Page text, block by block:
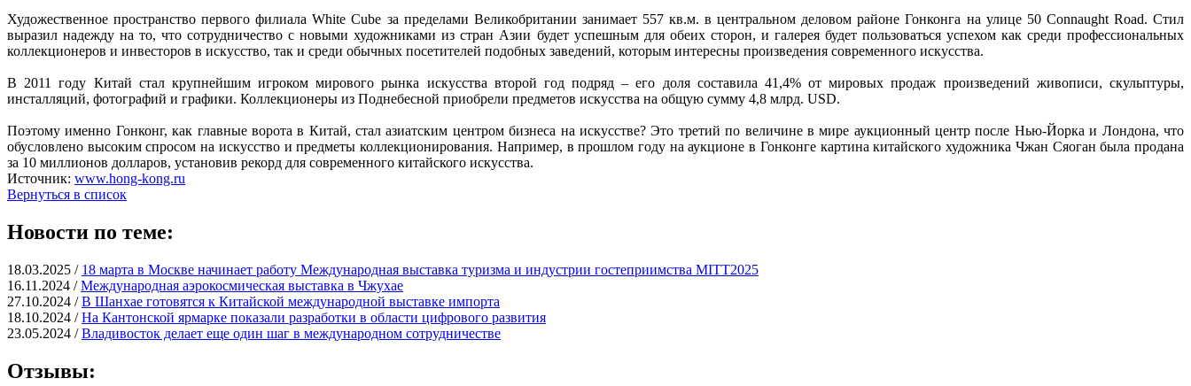
Художественное пространство первого филиала White Cube за пределами Великобритании занимает 557 кв.м. в центральном деловом районе Гонконга на улице 50 Connaught Road. Стил
выразил надежду на то, что сотрудничество с новыми художниками из стран Азии будет успешным для обеих сторон, и галерея будет пользоваться успехом как среди профессиональных
коллекционеров и инвесторов в искусство, так и среди обычных посетителей подобных заведений, которым интересны произведения современного искусства.
В 2011 году Китай стал крупнейшим игроком мирового рынка искусства второй год подряд – его доля составила 41,4% от мировых продаж произведений живописи, скульптуры,
инсталляций, фотографий и графики. Коллекционеры из Поднебесной приобрели предметов искусства на общую сумму 4,8 млрд. USD.
Поэтому именно Гонконг, как главные ворота в Китай, стал азиатским центром бизнеса на искусстве? Это третий по величине в мире аукционный центр после Нью-Йорка и Лондона, что
обусловлено высоким спросом на искусство и предметы коллекционирования. Например, в прошлом году на аукционе в Гонконге картина китайского художника Чжан Сяоган была продана
за 10 миллионов долларов, установив рекорд для современного китайского искусства.
Источник: www.hong-kong.ru
Вернуться в список
Новости по теме:
18.03.2025 / 18 марта в Москве начинает работу Международная выставка туризма и индустрии гостеприимства MITT2025
16.11.2024 /Международная аэрокосмическая выставка в Чжухае
27.10.2024 /В Шанхае готовятся к Китайской международной выставке импорта
18.10.2024 /На Кантонской ярмарке показали разработки в области цифрового развития
23.05.2024 /Владивосток делает еще один шаг в международном сотрудничестве
Отзывы: